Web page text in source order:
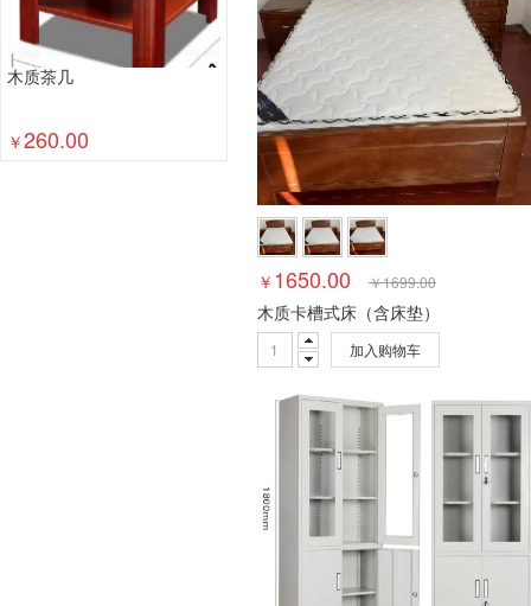
木质茶几
￥260.00
￥ 1650.00 ￥1699.00
木质卡槽式床（含床垫）
加入购物车